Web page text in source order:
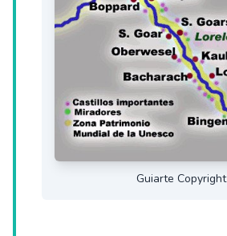
Guiarte Copyright